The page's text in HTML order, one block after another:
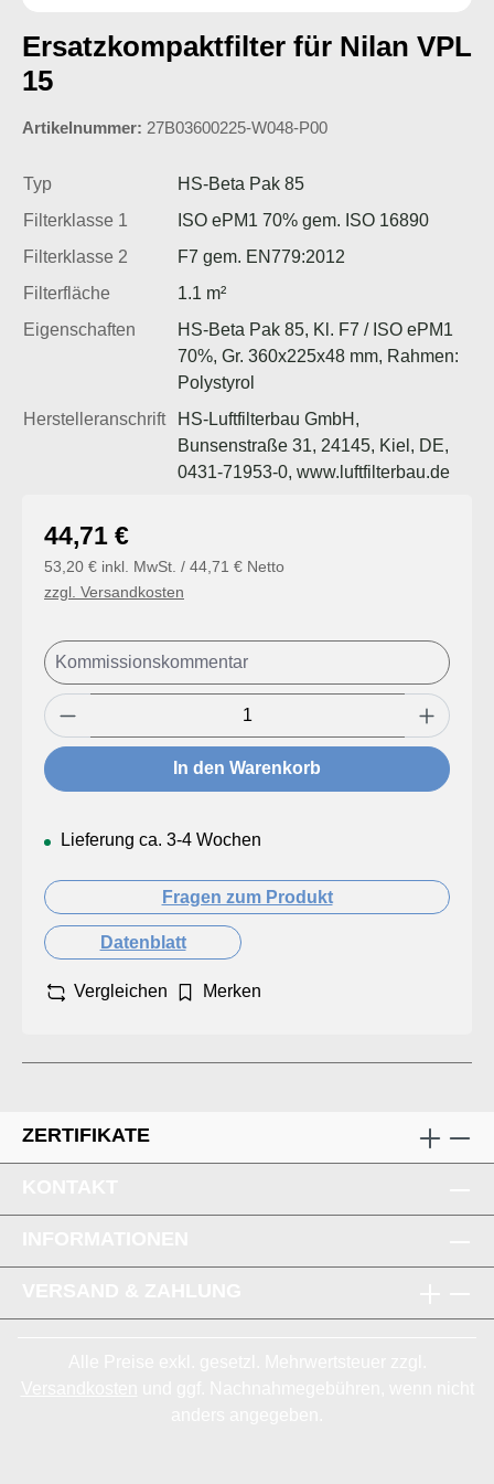
Ersatzkompaktfilter für Nilan VPL
15
Artikelnummer: 27B03600225-W048-P00
Typ
HS-Beta Pak 85
Filterklasse 1
ISO ePM1 70% gem. ISO 16890
Filterklasse 2
F7 gem. EN779:2012
Filterfläche
1.1 m²
Eigenschaften
HS-Beta Pak 85, Kl. F7 / ISO ePM1
70%, Gr. 360x225x48 mm, Rahmen:
Polystyrol
Herstelleranschrift
HS-Luftfilterbau GmbH,
Bunsenstraße 31, 24145, Kiel, DE,
0431-71953-0, www.luftfilterbau.de
Regulärer Preis:
44,71 €
53,20 € inkl. MwSt. / 44,71 € Netto
zzgl. Versandkosten
Produkt Anzahl: Gib den gewünschten
In den Warenkorb
Lieferung ca. 3-4 Wochen
Fragen zum Produkt
Datenblatt
Vergleichen Merken
ZERTIFIKATE